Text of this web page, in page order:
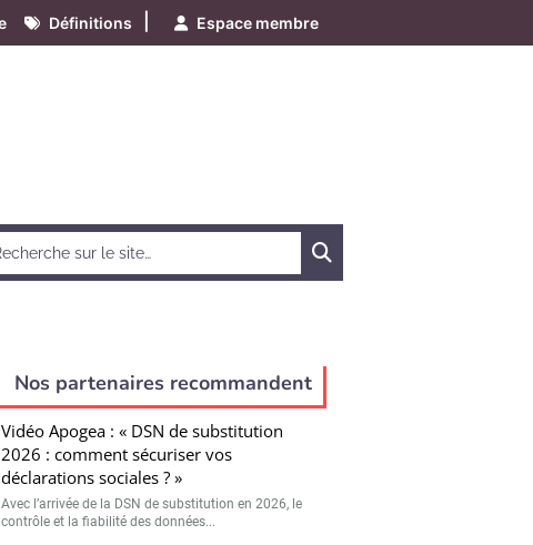
Définitions Espace membre
Nos partenaires recommandent
Vidéo Apogea : « DSN de substitution
2026 : comment sécuriser vos
déclarations sociales ? »
Avec l’arrivée de la DSN de substitution en 2026, le
contrôle et la fiabilité des données...